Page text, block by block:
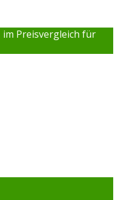
im Preisvergleich für